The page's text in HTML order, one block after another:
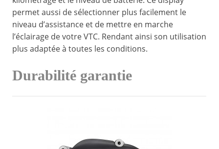
permet aussi de sélectionner plus facilement le
niveau d’assistance et de mettre en marche
l’éclairage de votre VTC. Rendant ainsi son utilisation
plus adaptée à toutes les conditions.
Durabilité garantie